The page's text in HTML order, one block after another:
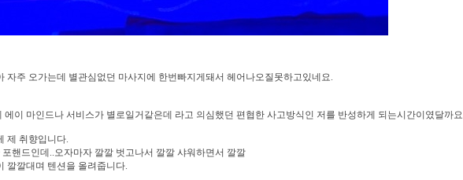
자주 오가는데 별관심없던 마사지에 한번빠지게돼서 헤어나오질못하고있네요.
에이 마인드나 서비스가 별로일거같은데 라고 의심했던 편협한 사고방식인 저를 반성하게 되는시간이였달까요
제 취향입니다.
핸드인데..오자마자 깔깔 벗고나서 깔깔 샤워하면서 깔깔
깔깔대며 텐션을 올려줍니다.